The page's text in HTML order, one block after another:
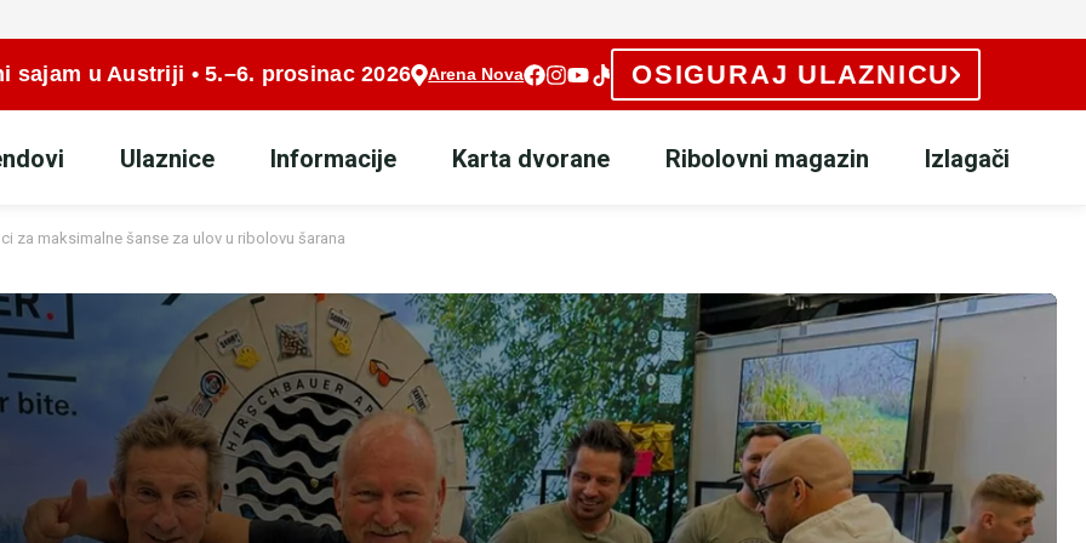
sajam u Austriji • 5.–6. prosinac 2026 Arena Nova OSIGURAJ ULAZNICU
Ulaznice Informacije Karta dvorane Ribolovni magazin Izlagači
za maksimalne šanse za ulov u ribolovu šarana